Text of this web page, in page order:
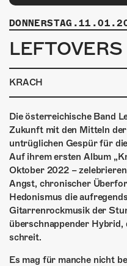
PHOTOMAT
INFOS
KONTAKT
ÜBER UNS
GÖNNEREI
SHOP
LEFTOVERS
KRACH
Die österreichische Band
Zukunft mit den Mitteln
untrüglichen Gespür für
Auf ihrem ersten Album
Oktober 2022 –
Angst, chronischer
Hedonismus die
Gitarrenrockmusik der
überschnappender Hybrid,
schreit.
Es mag für manche nicht